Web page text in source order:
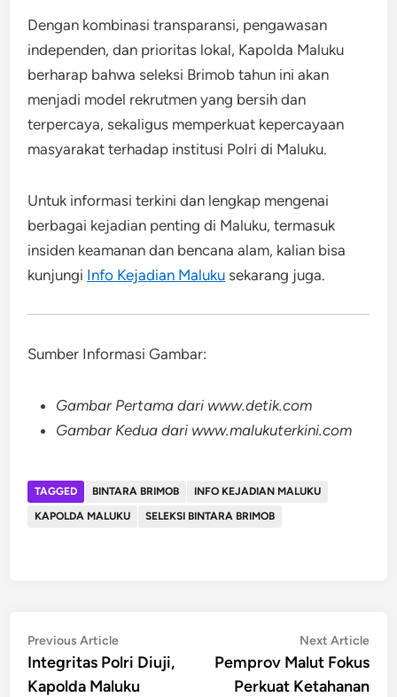
Dengan kombinasi transparansi, pengawasan
independen, dan prioritas lokal, Kapolda Maluku
berharap bahwa seleksi Brimob tahun ini akan
menjadi model rekrutmen yang bersih dan
terpercaya, sekaligus memperkuat kepercayaan
masyarakat terhadap institusi Polri di Maluku.
Untuk informasi terkini dan lengkap mengenai
berbagai kejadian penting di Maluku, termasuk
insiden keamanan dan bencana alam, kalian bisa
kunjungi Info Kejadian Maluku sekarang juga.
Sumber Informasi Gambar:
Gambar Pertama dari www.detik.com
Gambar Kedua dari www.malukuterkini.com
TAGGED BINTARA BRIMOB
INFO KEJADIAN MALUKU
KAPOLDA MALUKU
SELEKSI BINTARA BRIMOB
Post
navigation
Previous ArticlePrevious
article:
Integritas Polri Diuji,
Kapolda Maluku
Next Article
Pemprov Malut Fokus
Perkuat Ketahanan